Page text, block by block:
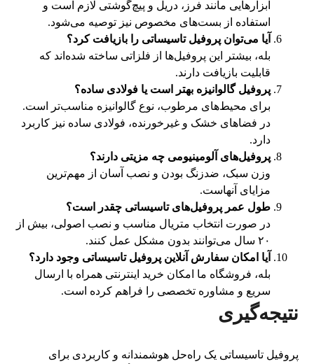
ابزارهایی مانند فرز، دریل و پیچ‌گوشتی لازم است و
استفاده از بست‌های مخصوص نیز توصیه می‌شود.
آیا می‌توان پروفیل تاسیساتی را بازیافت کرد؟
بله، بیشتر این پروفیل‌ها از فلزاتی ساخته شده‌اند که
قابلیت بازیافت دارند.
پروفیل گالوانیزه بهتر است یا فولادی ساده؟
برای محیط‌های مرطوب، نوع گالوانیزه مناسب‌تر است.
در فضاهای خشک و غیرخورنده، فولادی ساده نیز کاربرد
دارد.
پروفیل‌های آلومینیومی چه مزیتی دارند؟
وزن سبک، ضدزنگ بودن و نصب آسان از مهم‌ترین
مزایای آنهاست.
طول عمر پروفیل‌های تاسیساتی چقدر است؟
در صورت انتخاب متریال مناسب و نصب اصولی، بیش از
۲۰ سال می‌توانند بدون مشکل عمل کنند.
آیا امکان سفارش آنلاین پروفیل تاسیساتی وجود دارد؟
بله، فروشگاه ما امکان خرید اینترنتی همراه با ارسال
سریع و مشاوره تخصصی را فراهم کرده است.
نتیجه‌گیری
پروفیل تاسیساتی یک راه‌حل هوشمندانه و کاربردی برای